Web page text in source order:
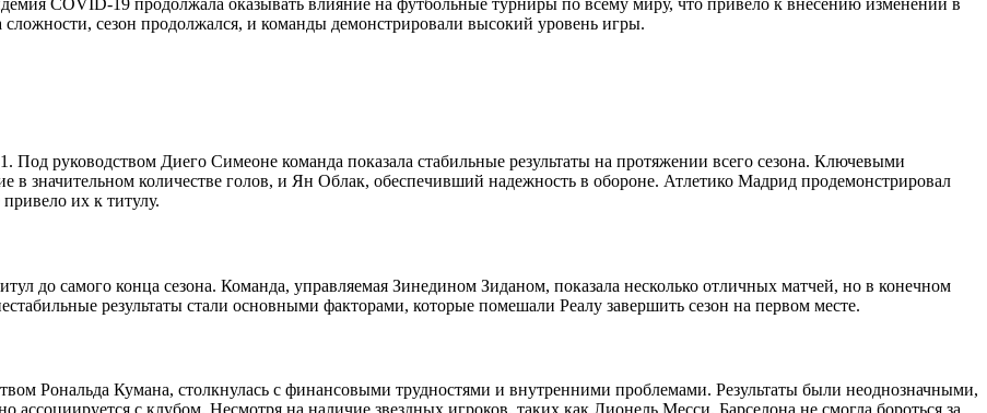
сезон продолжался, и команды демонстрировали высокий уровень игры.
Под руководством Диего Симеоне команда показала стабильные результаты на протяжении всего сезона. Ключевыми
в значительном количестве голов, и Ян Облак, обеспечивший надежность в обороне. Атлетико Мадрид продемонстрировал
их к титулу.
до самого конца сезона. Команда, управляемая Зинедином Зиданом, показала несколько отличных матчей, но в конечном
результаты стали основными факторами, которые помешали Реалу завершить сезон на первом месте.
Рональда Кумана, столкнулась с финансовыми трудностями и внутренними проблемами. Результаты были неоднозначными,
ассоциируется с клубом. Несмотря на наличие звездных игроков, таких как Лионель Месси, Барселона не смогла бороться за